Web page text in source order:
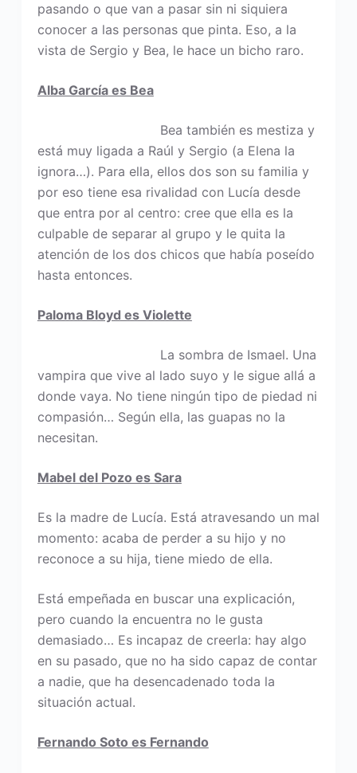
pasando o que van a pasar sin ni siquiera
conocer a las personas que pinta. Eso, a la
vista de Sergio y Bea, le hace un bicho raro.
Alba Garcíaes Bea
Bea también es mestiza y
está muy ligada a Raúl y Sergio (a Elena la
ignora…). Para ella, ellos dos son su familia y
por eso tiene esa rivalidad con Lucía desde
que entra por al centro: cree que ella es la
culpable de separar al grupo y le quita la
atención de los dos chicos que había poseído
hasta entonces.
Paloma Bloyd es Violette
La sombra de Ismael. Una
vampira que vive al lado suyo y le sigue allá a
donde vaya. No tiene ningún tipo de piedad ni
compasión… Según ella, las guapas no la
necesitan.
Mabel del Pozo es Sara
Es la madre de Lucía. Está atravesando un mal
momento: acaba de perder a su hijo y no
reconoce a su hija, tiene miedo de ella.
Está empeñada en buscar una explicación,
pero cuando la encuentra no le gusta
demasiado… Es incapaz de creerla: hay algo
en su pasado, que no ha sido capaz de contar
a nadie, que ha desencadenado toda la
situación actual.
Fernando Soto es Fernando